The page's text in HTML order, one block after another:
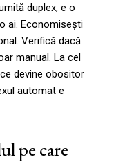
duplex, e o
ai. Economisești
Verifică dacă
manual. La cel
devine obositor
automat e
pe care